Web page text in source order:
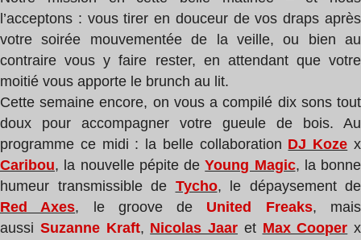
l’acceptons : vous tirer en douceur de vos draps après
votre soirée mouvementée de la veille, ou bien au
contraire vous y faire rester, en attendant que votre
moitié vous apporte le brunch au lit.
Cette semaine encore, on vous a compilé dix sons tout
doux pour accompagner votre gueule de bois. Au
programme ce midi : la belle collaboration DJ Koze x
Caribou, la nouvelle pépite deYoung Magic, la bonne
humeur transmissible de Tycho, le dépaysement de
Red Axes, le groove de United Freaks, mais
aussi Suzanne Kraft, Nicolas Jaar et Max Cooper x